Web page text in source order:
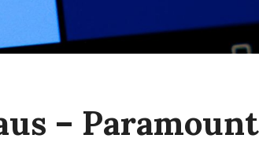
– Paramount